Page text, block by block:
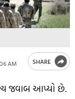
AM SHARE
જવાબ આપ્યો છે.